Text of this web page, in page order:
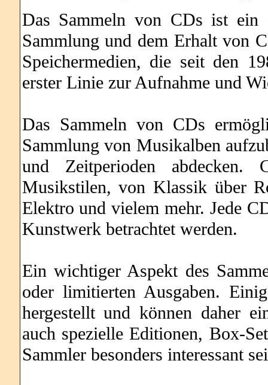
Das Sammeln von CDs ist ein
Sammlung und dem Erhalt von
Speichermedien, die seit den
erster Linie zur Aufnahme und
Das Sammeln von CDs
Sammlung von Musikalben
und Zeitperioden
Musikstilen, von Klassik über
Elektro und vielem mehr. Jede
Kunstwerk betrachtet werden.
Ein wichtiger Aspekt des
oder limitierten Ausgaben.
hergestellt und können daher
auch spezielle Editionen, Box-
Sammler besonders interessant